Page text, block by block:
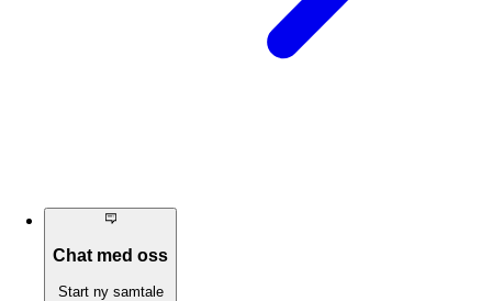
Chat med oss
Start ny samtale